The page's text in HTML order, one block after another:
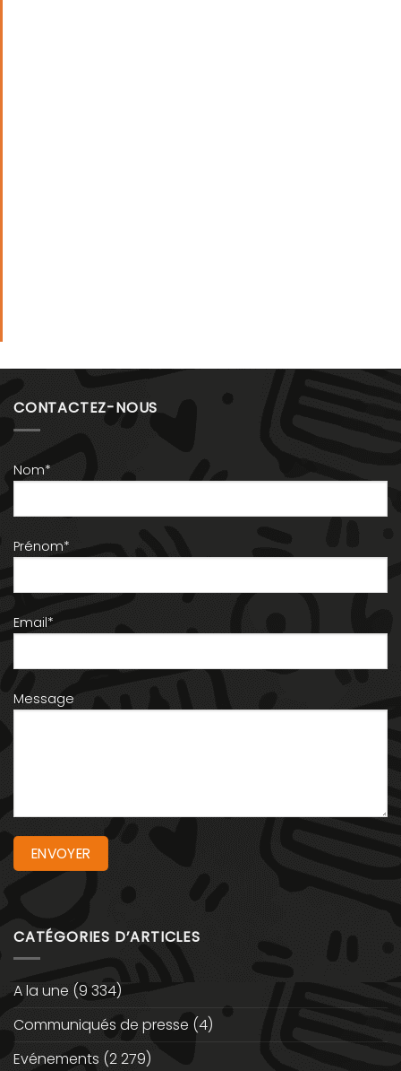
CONTACTEZ-NOUS
Nom*
Prénom*
Email*
Message
CATÉGORIES D’ARTICLES
A la une (9 334)
Communiqués de presse (4)
Evénements (2 279)